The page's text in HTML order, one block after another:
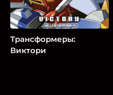
Трансформеры:
Виктори